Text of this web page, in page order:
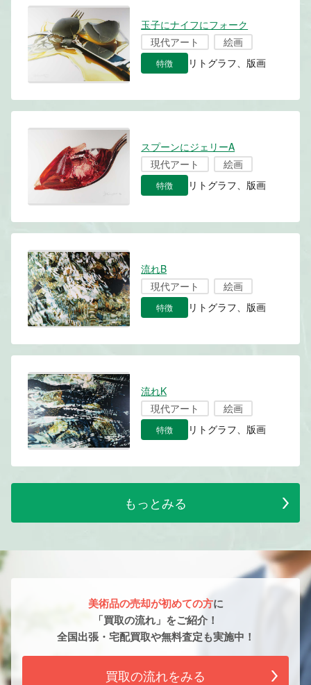
玉子にナイフにフォーク
現代アート
絵画
特徴 リトグラフ、版画
スプーンにジェリーA
現代アート
絵画
特徴 リトグラフ、版画
流れB
現代アート
絵画
特徴 リトグラフ、版画
流れK
現代アート
絵画
特徴 リトグラフ、版画
もっとみる
美術品の売却が初めての方に
「買取の流れ」をご紹介！
全国出張・宅配買取や無料査定も実施中！
買取の流れをみる